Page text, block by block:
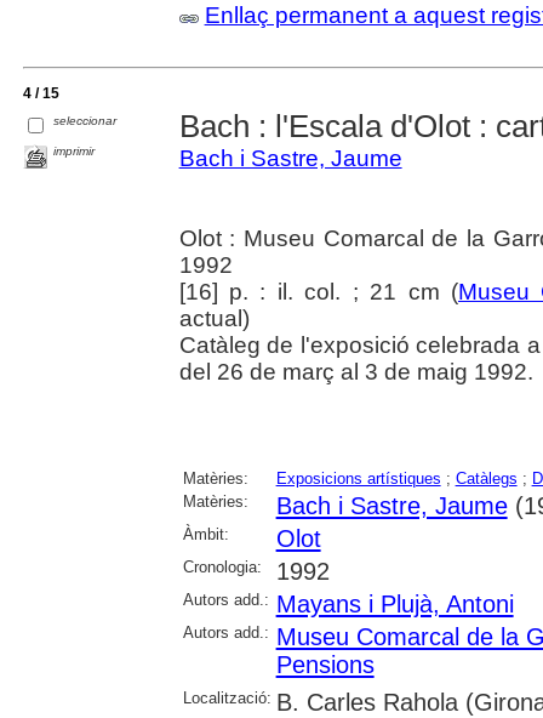
Enllaç permanent a aquest
4 / 15
seleccionar
imprimir
Bach : l'Escala d'Olot :
Bach i Sastre, Jaume
Olot : Museu Comarcal de la
1992
[16] p. : il. col. ; 21 cm (Museu
actual)
Catàleg de l'exposició celebrada
del 26 de març al 3 de maig 1992.
Matèries: Exposicions artístiques ; Catàlegs ;
Matèries:
Bach i Sastre, Jaume
Àmbit: Olot
Cronologia: 1992
Autors add.: Mayans i Plujà, Antoni
Autors add.: Museu Comarcal de la
Pensions
Localització: B. Carles Rahola